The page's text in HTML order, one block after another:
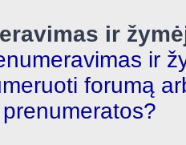
ir
ir
forumą